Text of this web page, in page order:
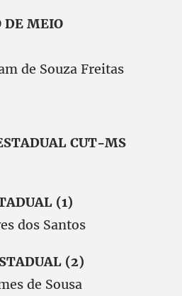
DE MEIO
de Souza Freitas
CUT-MS
(1)
dos Santos
(2)
de Sousa